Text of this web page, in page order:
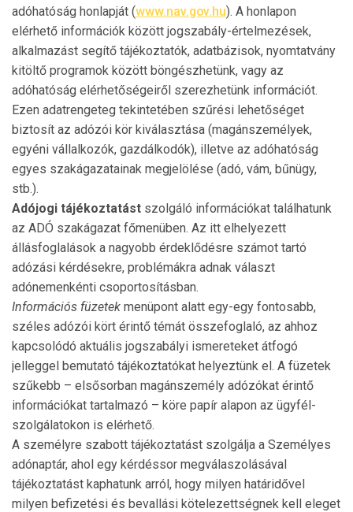
adóhatóság honlapját (www.nav.gov.hu). A honlapon
elérhető információk között jogszabály-értel­mezések,
alkalmazást segítő tájékoztatók, adatbázi­sok, nyomtatvány
kitöltő programok között böngészhetünk, vagy az
adóhatóság elérhetőségeiről szerezhetünk információt.
Ezen adatrengeteg tekintetében szűrési lehe­tőséget
biztosít az adózói kör kiválasztása (magánsze­mé­lyek,
egyéni vállalkozók, gazdálkodók), illetve az adóhatóság
egyes szakágazatainak megjelölése (adó, vám, bűnügy,
stb.).
Adójogi tájékoztatást szolgáló információkat találha­tunk
az ADÓ szakágazat főmenüben. Az itt elhelyezett
állásfoglalások a nagyobb érdeklődésre számot tartó
adózási kérdésekre, problémákra adnak választ
adónemenkénti csoportosításban.
Információs füzetek menüpont alatt egy-egy fontosabb,
széles adózói kört érintő témát összefoglaló, az ahhoz
kapcsolódó aktuális jogszabályi ismereteket átfogó
jelleggel bemutató tájékoztatókat helyeztünk el. A füzetek
szűkebb – elsősorban magánszemély adózókat érintő
infor­mációkat tartalmazó – köre papír alapon az ügyfél­
szolgálatokon is elérhető.
A személyre szabott tájékoztatást szolgálja a Személyes
adónaptár, ahol egy kérdéssor megválaszolásával
tájékozta­tást kaphatunk arról, hogy milyen határidővel
milyen befizetési és bevallási kötelezettségnek kell eleget